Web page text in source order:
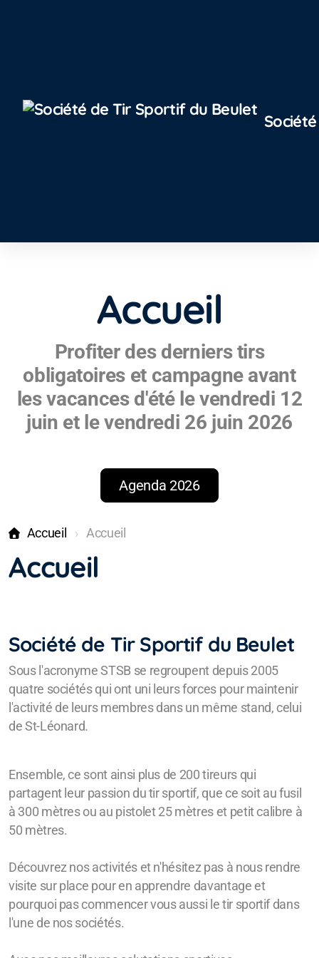
Accueil
Profiter des derniers tirs
obligatoires et campagne avant
les vacances d'été le vendredi 12
juin et le vendredi 26 juin 2026
Agenda 2026
Accueil Accueil
Accueil
Société de Tir Sportif du Beulet
Sous l'acronyme STSB se regroupent depuis 2005
quatre sociétés qui ont uni leurs forces pour maintenir
l'activité de leurs membres dans un même stand, celui
de St-Léonard.
Ensemble, ce sont ainsi plus de 200 tireurs qui
partagent leur passion du tir sportif, que ce soit au fusil
à 300 mètres ou au pistolet 25 mètres et petit calibre à
50 mètres.
Découvrez nos activités et n'hésitez pas à nous rendre
visite sur place pour en apprendre davantage et
pourquoi pas commencer vous aussi le tir sportif dans
l'une de nos sociétés.